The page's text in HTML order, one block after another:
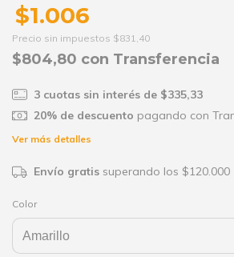
$1.006
Precio sin impuestos $831,40
$804,80 con Transferencia
3 cuotas sin interés de $335,33
20% de descuento pagando con
Ver más detalles
Envío gratis superando los $120.000
Color